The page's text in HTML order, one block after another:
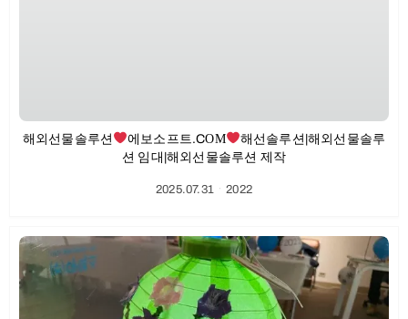
해외선물솔루션 에보소프트.CΟΜ
해선솔루션|해외선물솔루
션 임대|해외선물솔루션 제작
2025.07.31 ㆍ2022